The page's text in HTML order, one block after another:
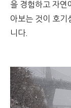
을 경험하고 자연
아보는 것이 호기
니다.